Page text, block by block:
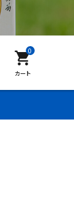
0
shopping_cart
カート